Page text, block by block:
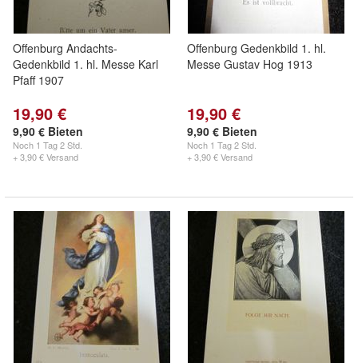
Offenburg Andachts-
Gedenkbild 1. hl. Messe Karl
Pfaff 1907
19,90 €
9,90 € Bieten
Noch 1 Tag 2 Std.
+ 3,90 € Versand
Offenburg Gedenkbild 1. hl.
Messe Gustav Hog 1913
19,90 €
9,90 € Bieten
Noch 1 Tag 2 Std.
+ 3,90 € Versand